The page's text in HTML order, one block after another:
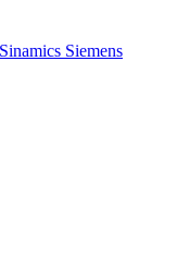
Siemens